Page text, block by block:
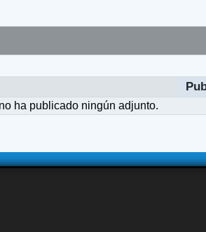
ha publicado ningún adjunto.